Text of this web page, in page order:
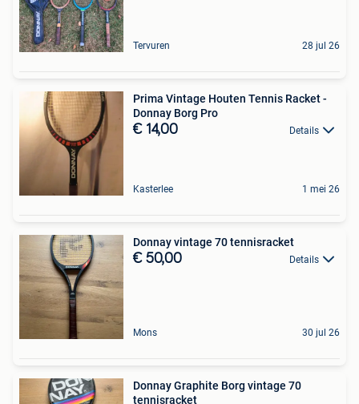
Tervuren 28 jul 26
Prima Vintage Houten Tennis Racket -
Donnay Borg Pro
€ 14,00 Details
Kasterlee 1 mei 26
Donnay vintage 70 tennisracket
€ 50,00 Details
Mons 30 jul 26
Donnay Graphite Borg vintage 70
tennisracket